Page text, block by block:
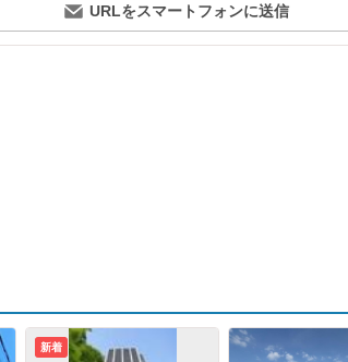
URLをスマートフォンに送信
新着